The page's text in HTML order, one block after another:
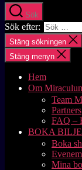
Sök
Sök efter:
Stäng sökningen
Stäng menyn
Hem
Om
Team
Partners
FAQ –
BOKA
Boka
Mina